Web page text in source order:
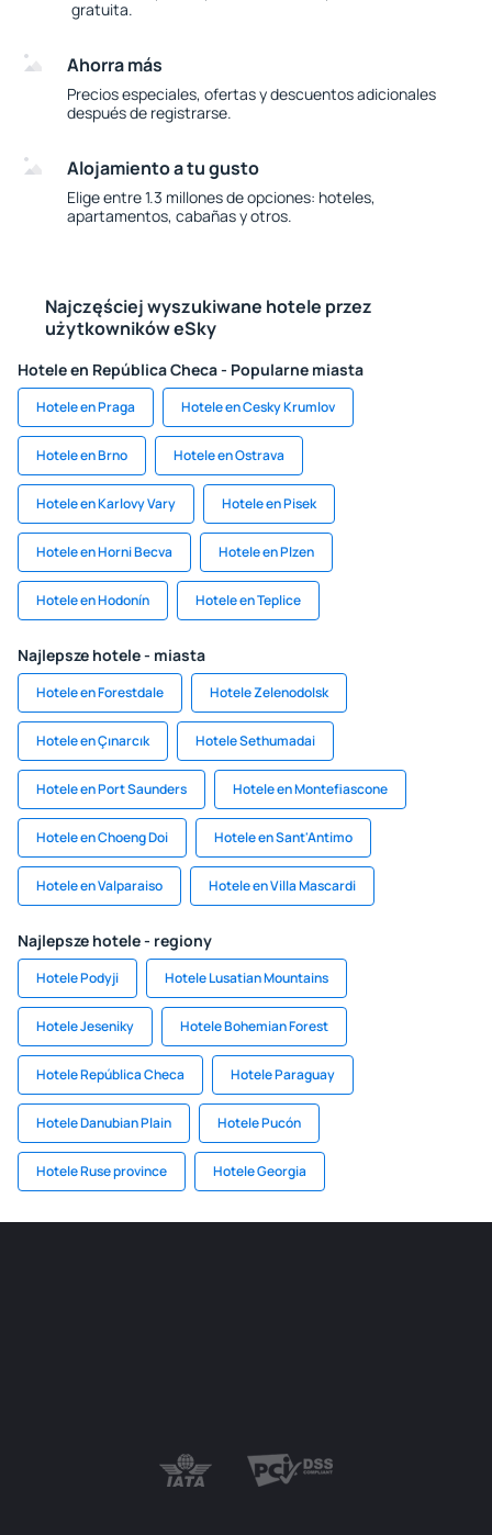
gratuita.
Ahorra más
Precios especiales, ofertas y descuentos adicionales
después de registrarse.
Alojamiento a tu gusto
Elige entre 1.3 millones de opciones: hoteles,
apartamentos, cabañas y otros.
Najczęściej wyszukiwane hotele przez
użytkowników eSky
Hotele en República Checa - Popularne miasta
Hotele en Praga Hotele en Cesky Krumlov
Hotele en Brno Hotele en Ostrava
Hotele en Karlovy Vary Hotele en Pisek
Hotele en Horni Becva Hotele en Plzen
Hotele en Hodonín Hotele en Teplice
Najlepsze hotele - miasta
Hotele en Forestdale Hotele Zelenodolsk
Hotele en Çınarcık Hotele Sethumadai
Hotele en Port Saunders Hotele en Montefiascone
Hotele en Choeng Doi Hotele en Sant'Antimo
Hotele en Valparaiso Hotele en Villa Mascardi
Najlepsze hotele - regiony
Hotele Podyji Hotele Lusatian Mountains
Hotele Jeseniky Hotele Bohemian Forest
Hotele República Checa Hotele Paraguay
Hotele Danubian Plain Hotele Pucón
Hotele Ruse province Hotele Georgia